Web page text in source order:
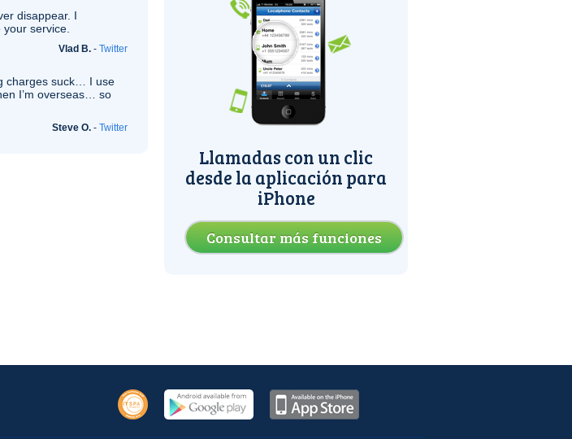
disappear. I
service.
Vlad B. - Twitter
charges suck… I use
I’m overseas… so
Steve O. - Twitter
Llamadas con un clic
desde la aplicación para
iPhone
Consultar más funciones